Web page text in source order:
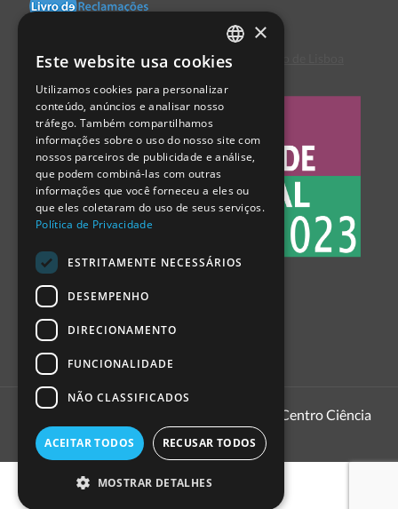
Centro de Arbitragem de Conflitos de Consumo de Lisboa
1999 - 2026
Pavilhão do Conhecimento | Centro Ciência
PORTUGUESE
ENGLISH
SPANISH
×
Este website usa cookies
Utilizamos cookies para personalizar
conteúdo, anúncios e analisar nosso
tráfego. Também compartilhamos
informações sobre o uso do nosso site com
nossos parceiros de publicidade e análise,
que podem combiná-las com outras
informações que você forneceu a eles ou
que eles coletaram do uso de seus serviços.
Política de Privacidade
ESTRITAMENTE NECESSÁRIOS
DESEMPENHO
DIRECIONAMENTO
FUNCIONALIDADE
NÃO CLASSIFICADOS
ACEITAR TODOS RECUSAR TODOS
MOSTRAR DETALHES